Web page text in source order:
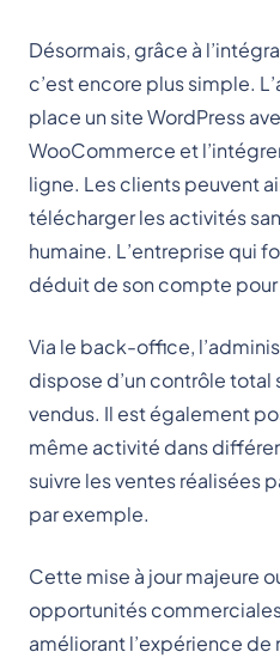
Désormais, grâce à
c’est encore plus simple.
place un site WordPress
WooCommerce et
ligne. Les clients peuvent
télécharger les activités
humaine. L’entreprise qui
déduit de son compte
Via le back-office,
dispose d’un contrôle
vendus. Il est également
même activité dans
suivre les ventes réalisées
par exemple.
Cette mise à jour majeure
opportunités
améliorant l’expérience de